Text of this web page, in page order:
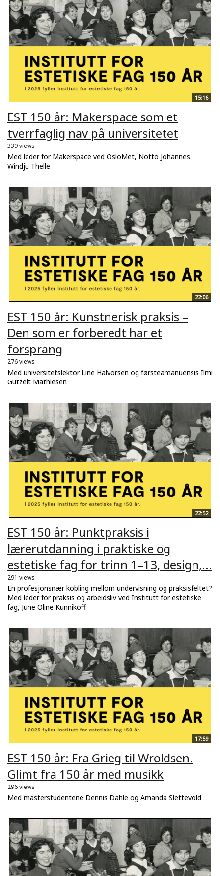
15:16
EST 150 år: Makerspace som et
tverrfaglig nav på universitetet
339 views
Med leder for Makerspace ved OsloMet, Notto Johannes
Windju Thelle
22:06
EST 150 år: Kunstnerisk praksis –
Den som er forberedt har et
forsprang
276 views
Med universitetslektor Line Halvorsen og førsteamanuensis Ilmi
Gutzeit Mathiesen
22:52
EST 150 år: Punktpraksis i
lærerutdanning i praktiske og
estetiske fag for trinn 1–13, design,...
291 views
En profesjonsnær kobling mellom undervisning og praksisfeltet?
Med leder for praksis og arbeidsliv ved Institutt for estetiske
fag, June Oline Kunnikoff
17:59
EST 150 år: Fra Grieg til Wroldsen.
Glimt fra 150 år med musikk
296 views
Med masterstudentene Dennis Dahle og Amanda Slettevold